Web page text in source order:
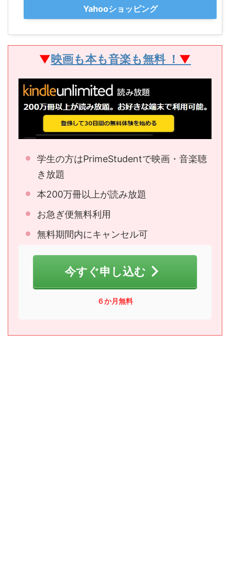
Yahooショッピング
▼映画も本も音楽も無料 ！ ▼
学生の方はPrimeStudentで映画・音楽聴
き放題
本200万冊以上が読み放題
お急ぎ便無料利用
無料期間内にキャンセル可
今すぐ申し込む
６か月無料